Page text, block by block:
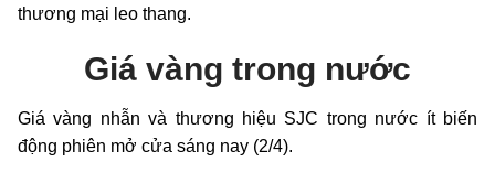
thương mại leo thang.
Giá vàng trong nước
Giá vàng nhẫn và thương hiệu SJC trong nước ít biến
động phiên mở cửa sáng nay (2/4).